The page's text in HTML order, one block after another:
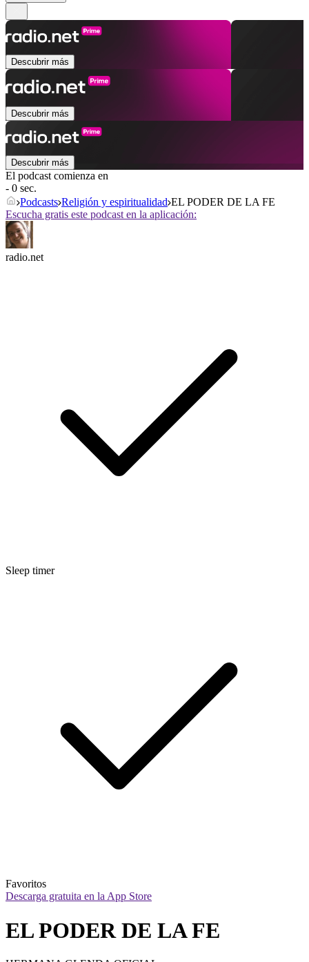
Descubrir más
Descubrir más
Descubrir más
El podcast comienza en
- 0 sec.
Podcasts Religión y espiritualidad EL PODER DE LA FE
Escucha gratis este podcast en la aplicación:
radio.net
Sleep timer
Favoritos
Descarga gratuita en la App Store
EL PODER DE LA FE